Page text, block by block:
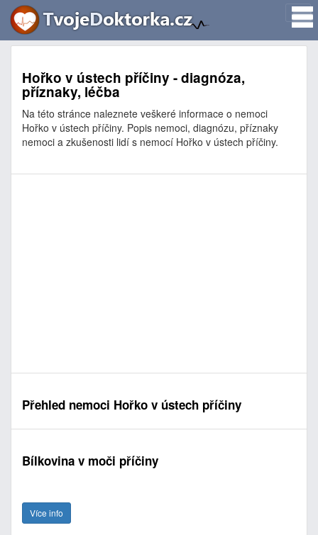
Hořko v ústech příčiny - diagnóza,
příznaky, léčba
Na této stránce naleznete veškeré informace o nemoci
Hořko v ústech příčiny. Popis nemoci, diagnózu, příznaky
nemoci a zkušenosti lidí s nemocí Hořko v ústech příčiny.
Přehled nemoci Hořko v ústech příčiny
Bílkovina v moči příčiny
Více info